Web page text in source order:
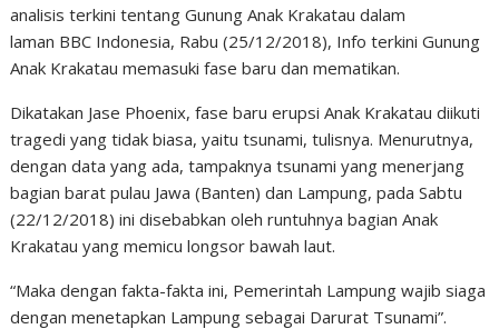
analisis terkini tentang Gunung Anak Krakatau dalam
laman BBC Indonesia, Rabu (25/12/2018), Info terkini Gunung
Anak Krakatau memasuki fase baru dan mematikan.
Dikatakan Jase Phoenix, fase baru erupsi Anak Krakatau diikuti
tragedi yang tidak biasa, yaitu tsunami, tulisnya. Menurutnya,
dengan data yang ada, tampaknya tsunami yang menerjang
bagian barat pulau Jawa (Banten) dan Lampung, pada Sabtu
(22/12/2018) ini disebabkan oleh runtuhnya bagian Anak
Krakatau yang memicu longsor bawah laut.
“Maka dengan fakta-fakta ini, Pemerintah Lampung wajib siaga
dengan menetapkan Lampung sebagai Darurat Tsunami”.